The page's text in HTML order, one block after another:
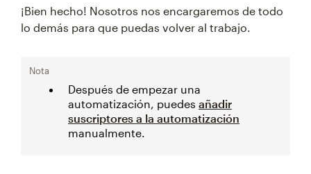
¡Bien hecho! Nosotros nos encargaremos de todo
lo demás para que puedas volver al trabajo.
Nota
Después de empezar una
automatización, puedes añadir
suscriptores a la automatización
manualmente.